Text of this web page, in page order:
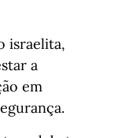
israelita,
a
em